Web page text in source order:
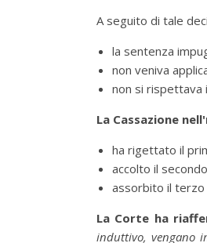
A seguito di tale
la sentenza
non veniva
non si rispettava
La Cassazione
ha rigettato il
accolto il
assorbito il terzo
La Corte ha
induttivo, vengano